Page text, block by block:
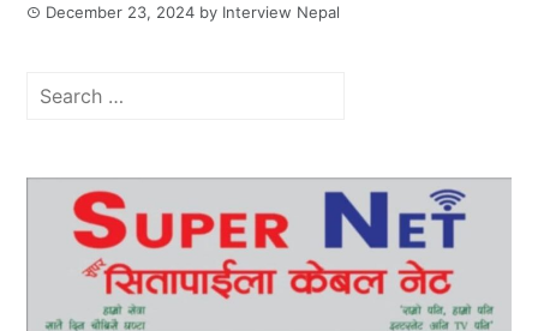
December 23, 2024 by Interview Nepal
Search